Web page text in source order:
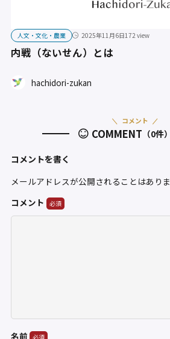
人文・文化・農業 2025年11月6日172 view
内戦（ないせん）とは
hachidori-zukan
COMMENT （0件）
コメント
コメントを書く
メールアドレスが公開されることはありま
コメント
名前